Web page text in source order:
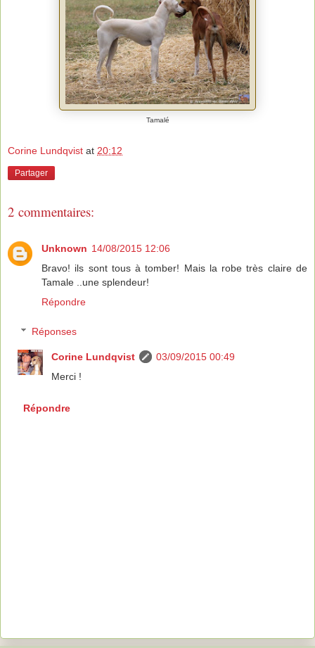
Tamalé
Corine Lundqvist at 20:12
Partager
2 commentaires:
Unknown 14/08/2015 12:06
Bravo! ils sont tous à tomber! Mais la robe très claire de
Tamale ..une splendeur!
Répondre
Réponses
Corine Lundqvist
03/09/2015 00:49
Merci !
Répondre